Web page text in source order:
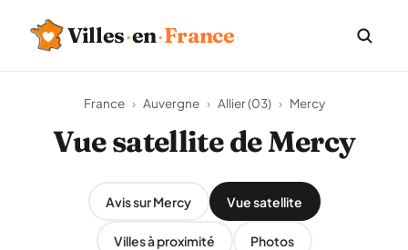
Villes·en·France
France › Auvergne › Allier (03) › Mercy
Vue satellite de Mercy
Avis sur Mercy Vue satellite
Villes à proximité Photos